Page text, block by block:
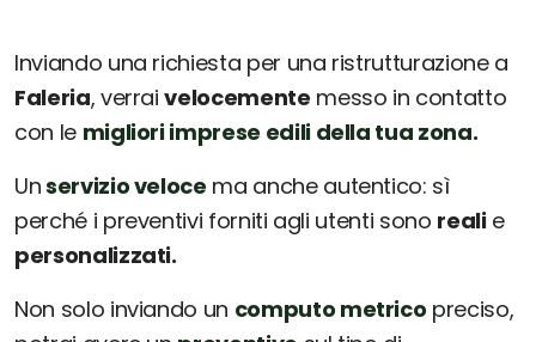
Inviando una richiesta per una ristrutturazione a
Faleria, verraivelocemente messo in contatto
con le migliori imprese edili della tua zona.
Unservizio veloce ma anche autentico: sì
perché i preventivi forniti agli utenti sono realie
personalizzati.
Non solo inviando un computo metrico preciso,